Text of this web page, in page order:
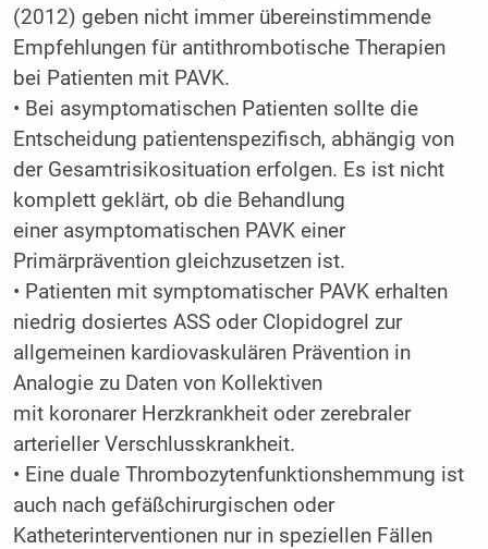
(2012) geben nicht immer übereinstimmende
Empfehlungen für antithrombotische Therapien
bei Patienten mit PAVK.
• Bei asymptomatischen Patienten sollte die
Entscheidung patientenspezifisch, abhängig von
der Gesamtrisikosituation erfolgen. Es ist nicht
komplett geklärt, ob die Behandlung
einer asymptomatischen PAVK einer
Primärprävention gleichzusetzen ist.
• Patienten mit symptomatischer PAVK erhalten
niedrig dosiertes ASS oder Clopidogrel zur
allgemeinen kardiovaskulären Prävention in
Analogie zu Daten von Kollektiven
mit koronarer Herzkrankheit oder zerebraler
arterieller Verschlusskrankheit.
• Eine duale Thrombozytenfunktionshemmung ist
auch nach gefäßchirurgischen oder
Katheterinterventionen nur in speziellen Fällen